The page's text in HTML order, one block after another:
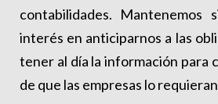
contabilidades. Mantenemos
interés en anticiparnos a las
tener al día la información para
de que las empresas lo